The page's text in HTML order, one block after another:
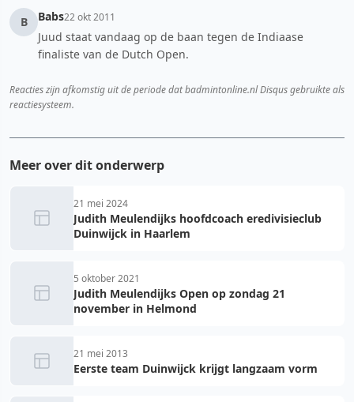
B Babs22 okt 2011
Juud staat vandaag op de baan tegen de Indiaase
finaliste van de Dutch Open.
Reacties zijn afkomstig uit de periode dat badmintonline.nl Disqus gebruikte als
reactiesysteem.
Meer over dit onderwerp
21 mei 2024
Judith Meulendijks hoofdcoach eredivisieclub
Duinwijck in Haarlem
5 oktober 2021
Judith Meulendijks Open op zondag 21
november in Helmond
21 mei 2013
Eerste team Duinwijck krijgt langzaam vorm